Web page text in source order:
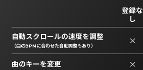
登録な
し
自動スクロールの速度を調整
（曲のBPMに合わせた自動調整もあり） ×
曲のキーを変更 ×